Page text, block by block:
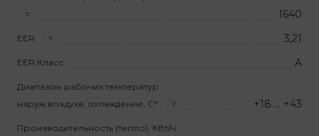
?
1640
EER ? 3,21
EER Класс A
Диапазон рабочих температур
наруж.воздуха, охлаждение, С°
? +18 … +43
Производительность (тепло), КВт/ч